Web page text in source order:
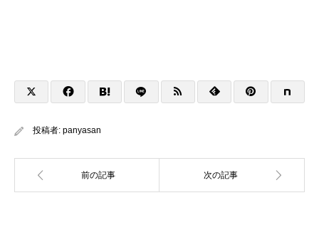
投稿者: panyasan